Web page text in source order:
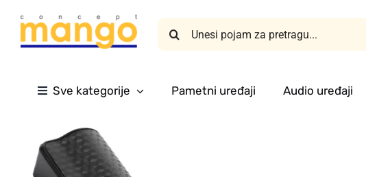
content
Search
Sve kategorije Pametni uređaji Audio uređaji